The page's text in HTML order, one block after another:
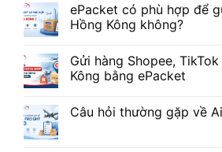
ePacket có phù hợp để
Hồng Kông không?
Gửi hàng Shopee,
Kông bằng ePacket
Câu hỏi thường gặp về